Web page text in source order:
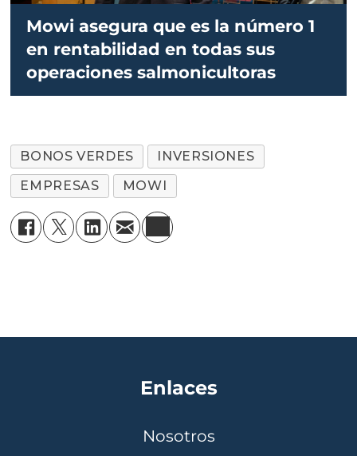
Mowi asegura que es la número 1
en rentabilidad en todas sus
operaciones salmonicultoras
BONOS VERDES
INVERSIONES
EMPRESAS
MOWI
Enlaces
Nosotros